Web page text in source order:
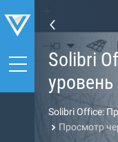
Solibri
уровень
Solibri Office:
Просмотр